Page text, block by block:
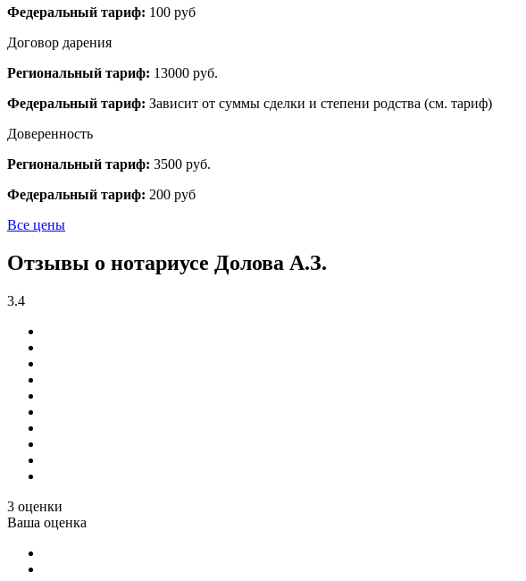
Федеральный тариф: 100 руб
Договор дарения
Региональный тариф: 13000 руб.
Федеральный тариф: Зависит от суммы сделки и степени родства (см. тариф)
Доверенность
Региональный тариф: 3500 руб.
Федеральный тариф: 200 руб
Все цены
Отзывы о нотариусе Долова А.З.
3.4
3 оценки
Ваша оценка